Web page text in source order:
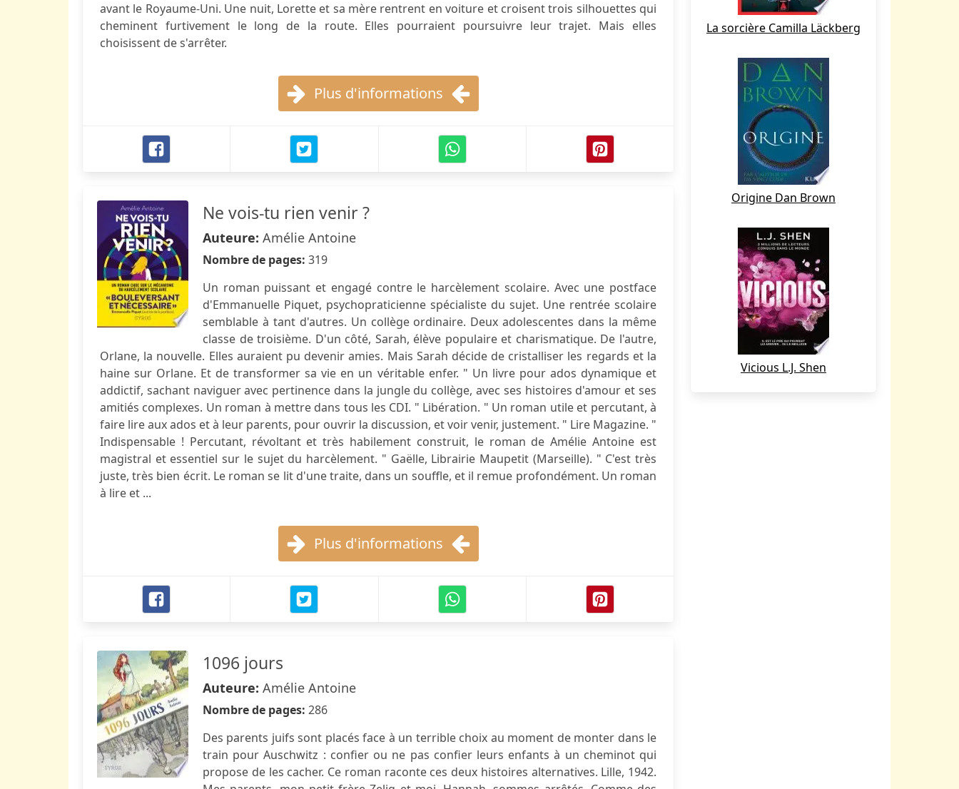
avant le Royaume-Uni. Une nuit, Lorette et sa mère rentrent en voiture et croisent trois silhouettes qui
cheminent furtivement le long de la route. Elles pourraient poursuivre leur trajet. Mais elles
choisissent de s'arrêter.
Plus d'informations
Ne vois-tu rien venir ?
Auteure: Amélie Antoine
Nombre de pages: 319
Un roman puissant et engagé contre le harcèlement scolaire. Avec une postface
d'Emmanuelle Piquet, psychopraticienne spécialiste du sujet. Une rentrée scolaire
semblable à tant d'autres. Un collège ordinaire. Deux adolescentes dans la même
classe de troisième. D'un côté, Sarah, élève populaire et charismatique. De l'autre,
Orlane, la nouvelle. Elles auraient pu devenir amies. Mais Sarah décide de cristalliser les regards et la
haine sur Orlane. Et de transformer sa vie en un véritable enfer. " Un livre pour ados dynamique et
addictif, sachant naviguer avec pertinence dans la jungle du collège, avec ses histoires d'amour et ses
amitiés complexes. Un roman à mettre dans tous les CDI. " Libération. " Un roman utile et percutant, à
faire lire aux ados et à leur parents, pour ouvrir la discussion, et voir venir, justement. " Lire Magazine. "
Indispensable ! Percutant, révoltant et très habilement construit, le roman de Amélie Antoine est
magistral et essentiel sur le sujet du harcèlement. " Gaëlle, Librairie Maupetit (Marseille). " C'est très
juste, très bien écrit. Le roman se lit d'une traite, dans un souffle, et il remue profondément. Un roman
à lire et ...
Plus d'informations
1096 jours
Auteure: Amélie Antoine
Nombre de pages: 286
Des parents juifs sont placés face à un terrible choix au moment de monter dans le
train pour Auschwitz : confier ou ne pas confier leurs enfants à un cheminot qui
propose de les cacher. Ce roman raconte ces deux histoires alternatives. Lille, 1942.
La sorcière Camilla Läckberg
Origine Dan Brown
Vicious L.J. Shen